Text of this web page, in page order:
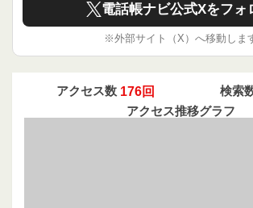
電話帳ナビ公式Xをフォ
※外部サイト（X）へ移動しま
アクセス数 176回 検索
アクセス推移グラフ